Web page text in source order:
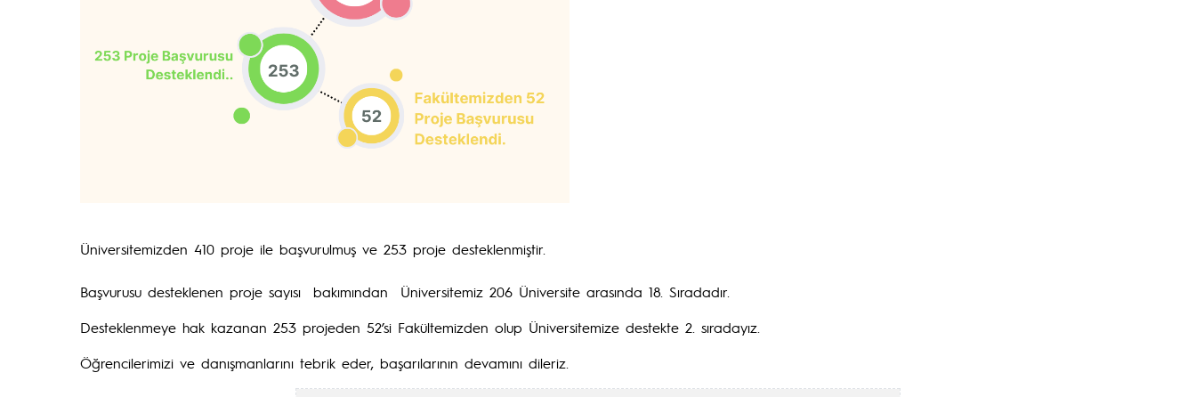
Üniversitemizden 410 proje ile başvurulmuş ve 253 proje desteklenmiştir.
Başvurusu desteklenen proje sayısı bakımından Üniversitemiz 206 Üniversite arasında 18. Sıradadır.
Desteklenmeye hak kazanan 253 projeden 52’si Fakültemizden olup Üniversitemize destekte 2. sıradayız.
Öğrencilerimizi ve danışmanlarını tebrik eder, başarılarının devamını dileriz.